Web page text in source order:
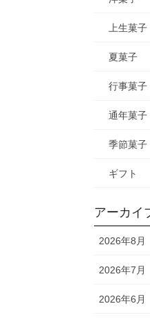
上生菓子
夏菓子
行事菓子
通年菓子
季節菓子
ギフト
アーカイ
2026年8月
2026年7月
2026年6月